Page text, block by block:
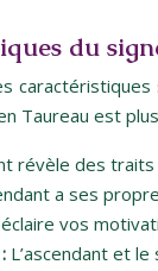
du
Taureau est
révèle des
a ses
éclaire vos
L’ascendant et